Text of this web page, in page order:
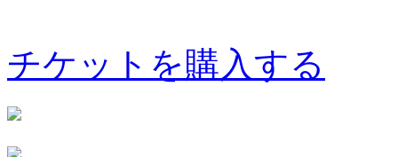
チケットを購入する